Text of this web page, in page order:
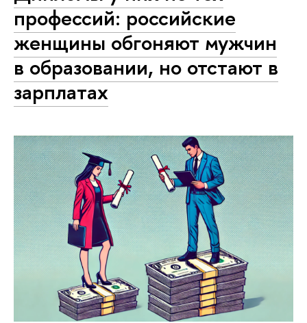
профессий: российские
женщины обгоняют мужчин
в образовании, но отстают в
зарплатах